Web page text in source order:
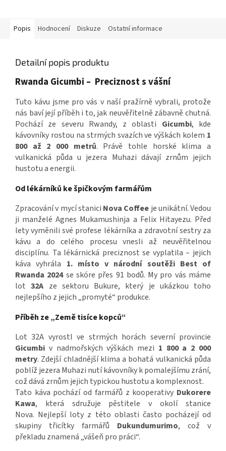
Popis Hodnocení Diskuze Ostatní informace
Detailní popis produktu
Rwanda Gicumbi – Preciznost s vášní
Tuto kávu jsme pro vás v naší pražírně vybrali, protože
nás baví její příběh i to, jak neuvěřitelně zábavně chutná.
Pochází ze severu Rwandy, z oblasti Gicumbi, kde
kávovníky rostou na strmých svazích ve výškách kolem 1
800 až 2 000 metrů. Právě tohle horské klima a
vulkanická půda u jezera Muhazi dávají zrnům jejich
hustotu a energii.
Od lékárníků ke špičkovým farmářům
Zpracování v mycí stanici Nova Coffee je unikátní. Vedou
ji manželé Agnes Mukamushinja a Felix Hitayezu. Před
lety vyměnili své profese lékárníka a zdravotní sestry za
kávu a do celého procesu vnesli až neuvěřitelnou
disciplínu. Ta lékárnická preciznost se vyplatila – jejich
káva vyhrála 1. místo v národní soutěži Best of
Rwanda 2024se skóre přes 91 bodů. My pro vás máme
lot32A ze sektoru Bukure, který je ukázkou toho
nejlepšího z jejich „promyté“ produkce.
Příběh ze „Země tisíce kopců“
Lot 32A vyrostl ve strmých horách severní provincie
Gicumbi v nadmořských výškách mezi 1 800 a 2 000
metry. Zdejší chladnější klima a bohatá vulkanická půda
poblíž jezera Muhazi nutí kávovníky k pomalejšímu zrání,
což dává zrnům jejich typickou hustotu a komplexnost.
Tato káva pochází od farmářů z kooperativy Dukorere
Kawa, která sdružuje pěstitele v okolí stanice
Nova. Nejlepší loty z této oblasti často pocházejí od
skupiny třicítky farmářů Dukundumurimo, což v
překladu znamená „vášeň pro práci“.